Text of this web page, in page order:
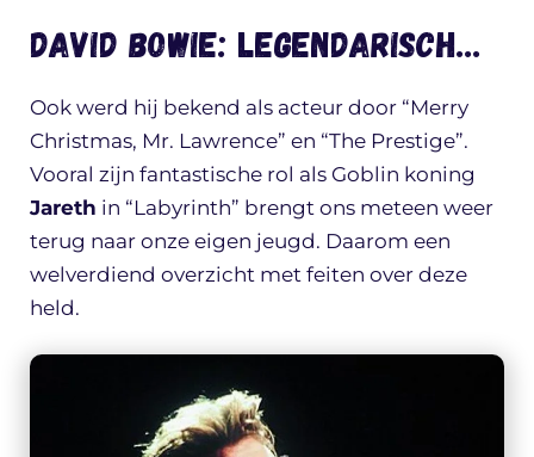
David Bowie: legendarisch…
Ook werd hij bekend als acteur door “Merry
Christmas, Mr. Lawrence” en “The Prestige”.
Vooral zijn fantastische rol als Goblin koning
Jareth in “Labyrinth” brengt ons meteen weer
terug naar onze eigen jeugd. Daarom een
welverdiend overzicht met feiten over deze
held.